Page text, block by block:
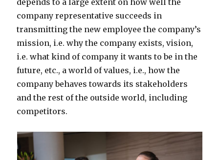
depends to a large extent on how well the
company representative succeeds in
transmitting the new employee the company’s
mission, i.e. why the company exists, vision,
i.e. what kind of company it wants to be in the
future, etc., a world of values, i.e., how the
company behaves towards its stakeholders
and the rest of the outside world, including
competitors.